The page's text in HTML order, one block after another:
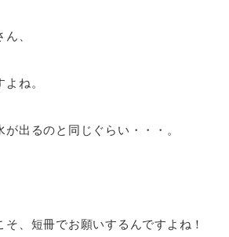
、
ね。
出るのと同じぐらい・・・。
そ、短冊でお願いするんですよね！